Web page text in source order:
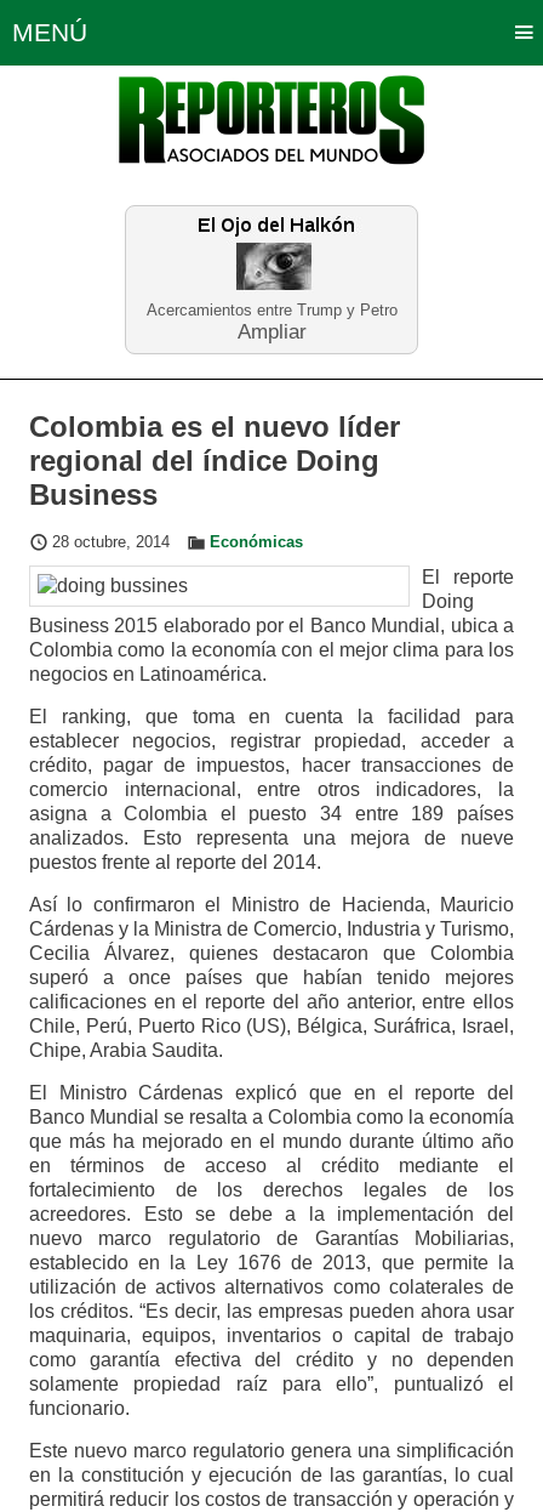
Acercamientos entre Trump y Petro
Ampliar
MENÚ
Política Opinión Bogotá
Planeta Tierra Deportes
Educación Neira
Colombia es el nuevo líder
regional del índice Doing
Business
28 octubre, 2014 Económicas
El reporte
Doing
Business 2015 elaborado por el Banco Mundial, ubica a
Colombia como la economía con el mejor clima para los
negocios en Latinoamérica.
El ranking, que toma en cuenta la facilidad para
establecer negocios, registrar propiedad, acceder a
crédito, pagar de impuestos, hacer transacciones de
comercio internacional, entre otros indicadores, la
asigna a Colombia el puesto 34 entre 189 países
analizados. Esto representa una mejora de nueve
puestos frente al reporte del 2014.
Así lo confirmaron el Ministro de Hacienda, Mauricio
Cárdenas y la Ministra de Comercio, Industria y Turismo,
Cecilia Álvarez, quienes destacaron que Colombia
superó a once países que habían tenido mejores
calificaciones en el reporte del año anterior, entre ellos
Chile, Perú, Puerto Rico (US), Bélgica, Suráfrica, Israel,
Chipe, Arabia Saudita.
El Ministro Cárdenas explicó que en el reporte del
Banco Mundial se resalta a Colombia como la economía
que más ha mejorado en el mundo durante último año
en términos de acceso al crédito mediante el
fortalecimiento de los derechos legales de los
acreedores. Esto se debe a la implementación del
nuevo marco regulatorio de Garantías Mobiliarias,
establecido en la Ley 1676 de 2013, que permite la
utilización de activos alternativos como colaterales de
los créditos. “Es decir, las empresas pueden ahora usar
maquinaria, equipos, inventarios o capital de trabajo
como garantía efectiva del crédito y no dependen
solamente propiedad raíz para ello”, puntualizó el
funcionario.
Este nuevo marco regulatorio genera una simplificación
en la constitución y ejecución de las garantías, lo cual
permitirá reducir los costos de transacción y operación y